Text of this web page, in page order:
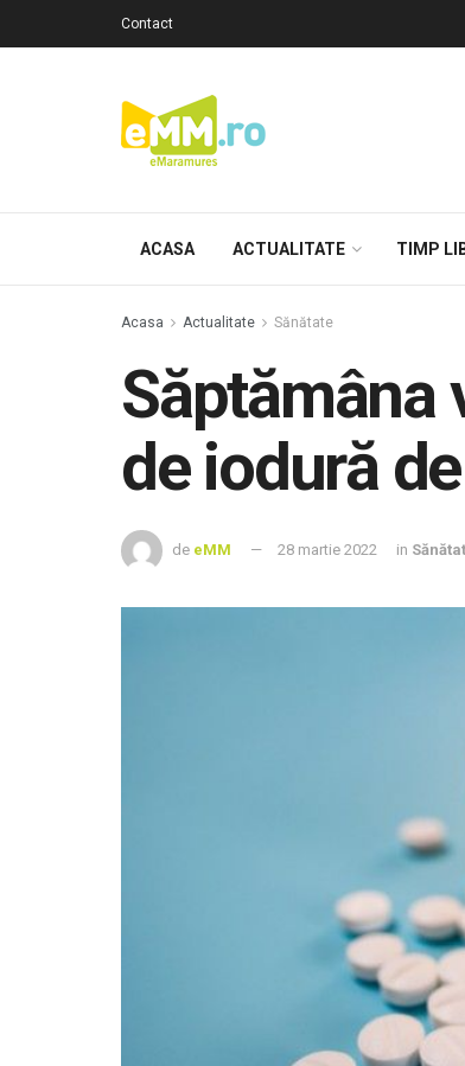
Contact
ACASA ACTUALITATE TIMP
Acasa Actualitate Sănătate
Săptămâna
de iodură
de eMM 28 martie 2022 in